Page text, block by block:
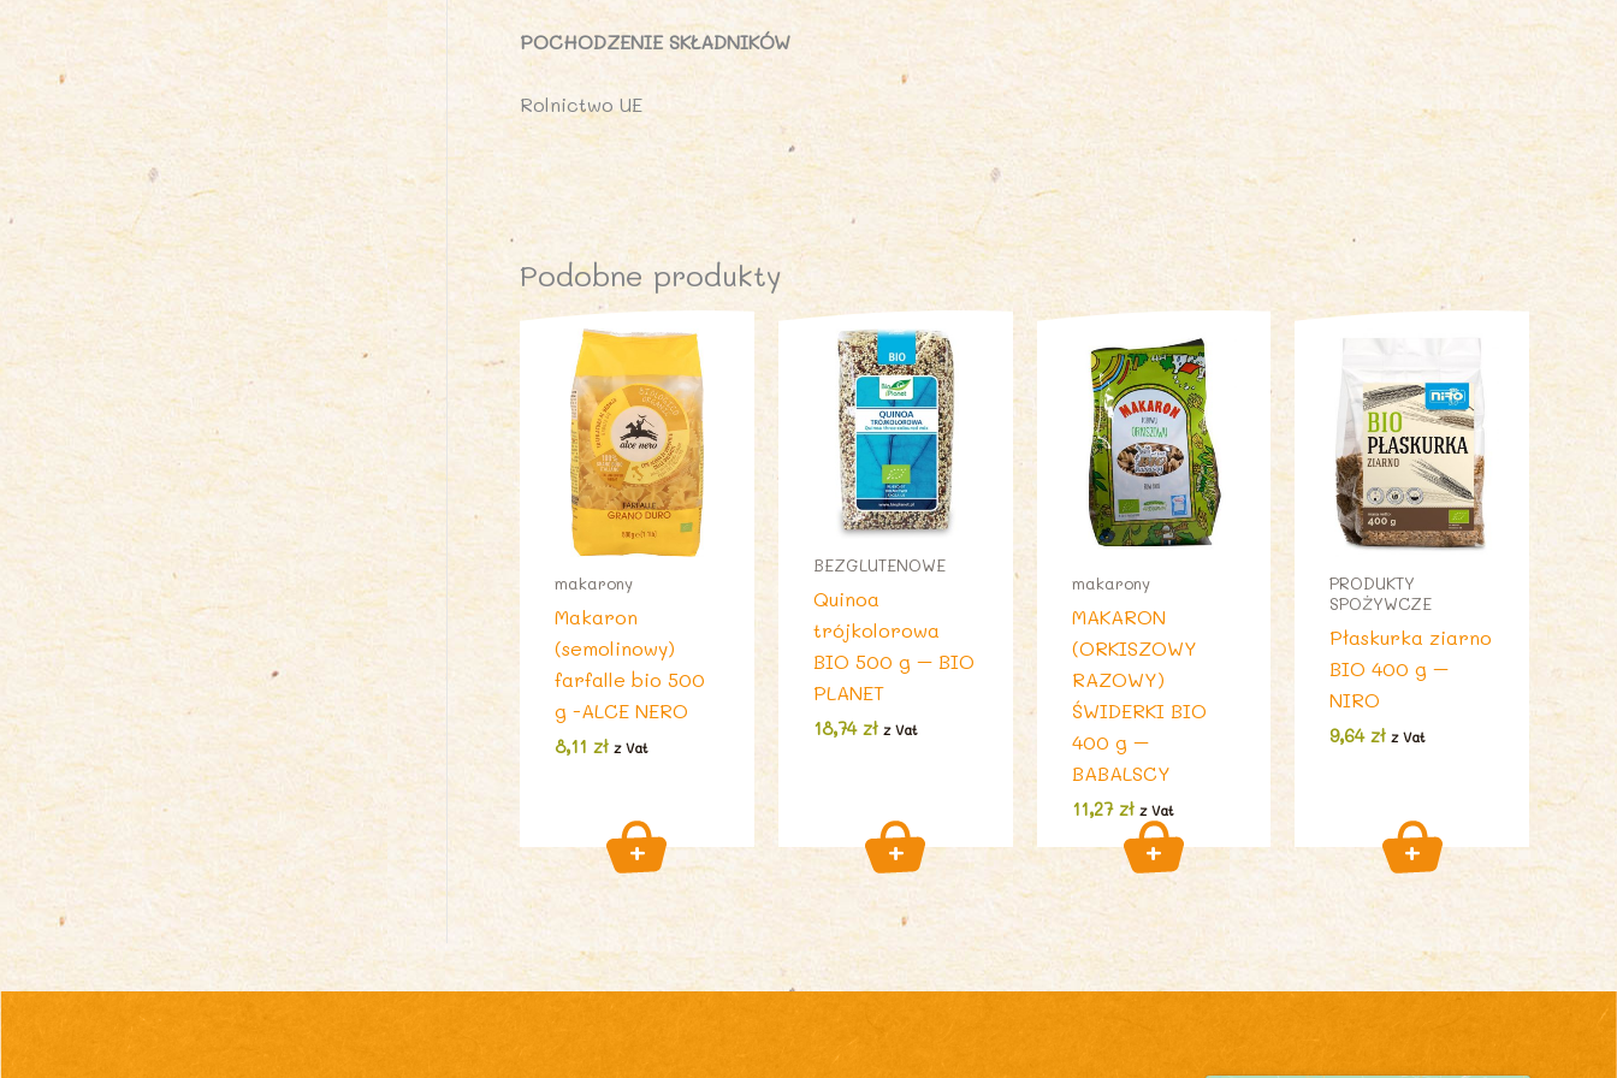
POCHODZENIE SKŁADNIKÓW
Rolnictwo UE
Podobne produkty
makarony
Makaron
(semolinowy)
farfalle bio 500
g -ALCE NERO
8,11zł z Vat
BEZGLUTENOWE
Quinoa
trójkolorowa
BIO 500 g – BIO
PLANET
18,74 zł z Vat
makarony
MAKARON
(ORKISZOWY
RAZOWY)
ŚWIDERKI BIO
400 g –
BABALSCY
11,27 zł z Vat
PRODUKTY
SPOŻYWCZE
Płaskurka ziarno
BIO 400 g –
NIRO
9,64zł z Vat